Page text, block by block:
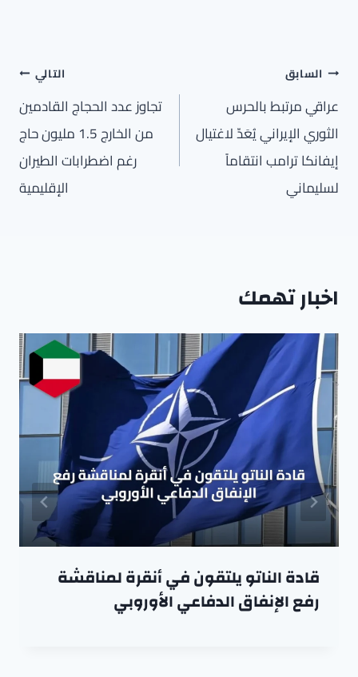
تصفّح
المقالات
السابق
عراقي مرتبط بالحرس
الثوري الإيراني يُعَدّ لاغتيال
إيفانكا ترامب انتقاماً
لسليماني
التالي
تجاوز عدد الحجاج القادمين
من الخارج 1.5 مليون حاج
رغم اضطرابات الطيران
الإقليمية
اخبار تهمك
قادة الناتو يلتقون في أنقرة لمناقشة
رفع الإنفاق الدفاعي الأوروبي